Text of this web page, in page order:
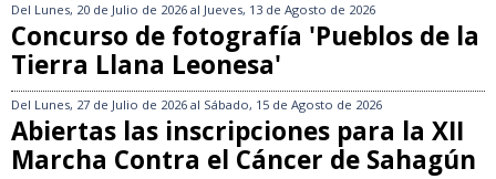
Del Lunes, 20 de Julio de 2026 al Jueves, 13 de Agosto de 2026
Concurso de fotografía 'Pueblos de la
Tierra Llana Leonesa'
Del Lunes, 27 de Julio de 2026 al Sábado, 15 de Agosto de 2026
Abiertas las inscripciones para la XII
Marcha Contra el Cáncer de Sahagún